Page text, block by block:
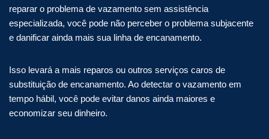
reparar o problema de vazamento sem assistência
especializada, você pode não perceber o problema subjacente
e danificar ainda mais sua linha de encanamento.
Isso levará a mais reparos ou outros serviços caros de
substituição de encanamento. Ao detectar o vazamento em
tempo hábil, você pode evitar danos ainda maiores e
economizar seu dinheiro.